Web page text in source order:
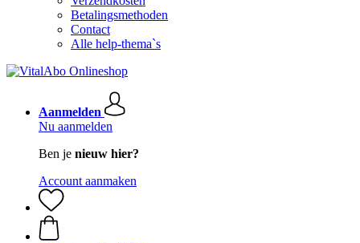
Betalingsmethoden
Contact
Alle help-thema`s
Aanmelden
Nu aanmelden
Ben je nieuw hier?
Account aanmaken